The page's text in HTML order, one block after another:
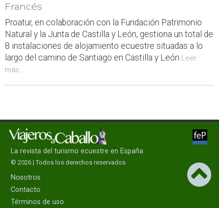
Francés
Proatur, en colaboración con la Fundación Patrimonio
Natural y la Junta de Castilla y León, gestiona un total de
8 instalaciones de alojamiento ecuestre situadas a lo
largo del camino de Santiago en Castilla y León Leer
más...
La revista del turismo ecuestre en España
© 2026 | Todos los derechos reservados
Nosotros
Contacto
Términos de uso